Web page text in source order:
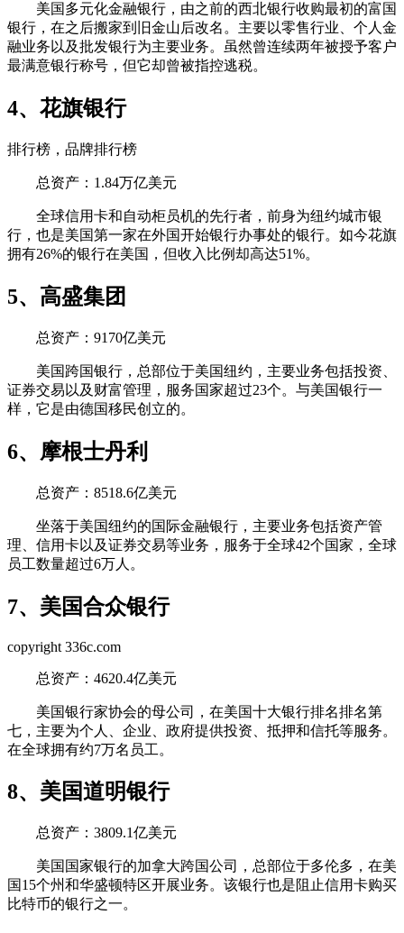
美国多元化金融银行，由之前的西北银行收购最初的富国
银行，在之后搬家到旧金山后改名。主要以零售行业、个人金
融业务以及批发银行为主要业务。虽然曾连续两年被授予客户
最满意银行称号，但它却曾被指控逃税。
4、花旗银行
排行榜，品牌排行榜
总资产：1.84万亿美元
全球信用卡和自动柜员机的先行者，前身为纽约城市银
行，也是美国第一家在外国开始银行办事处的银行。如今花旗
拥有26%的银行在美国，但收入比例却高达51%。
5、高盛集团
总资产：9170亿美元
美国跨国银行，总部位于美国纽约，主要业务包括投资、
证券交易以及财富管理，服务国家超过23个。与美国银行一
样，它是由德国移民创立的。
6、摩根士丹利
总资产：8518.6亿美元
坐落于美国纽约的国际金融银行，主要业务包括资产管
理、信用卡以及证券交易等业务，服务于全球42个国家，全球
员工数量超过6万人。
7、美国合众银行
copyright 336c.com
总资产：4620.4亿美元
美国银行家协会的母公司，在美国十大银行排名排名第
七，主要为个人、企业、政府提供投资、抵押和信托等服务。
在全球拥有约7万名员工。
8、美国道明银行
总资产：3809.1亿美元
美国国家银行的加拿大跨国公司，总部位于多伦多，在美
国15个州和华盛顿特区开展业务。该银行也是阻止信用卡购买
比特币的银行之一。